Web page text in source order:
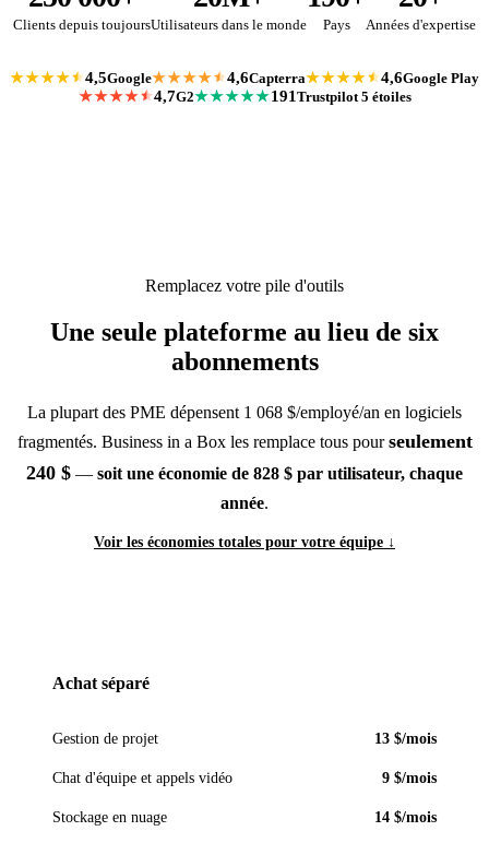
Clients depuis toujoursUtilisateurs dans le monde Pays Années d'expertise
★★★★ 4,5Google★★★★ 4,6Capterra★★★★ 4,6Google Play
★★★★
4,7G2★★★★★191 Trustpilot 5 étoiles
Remplacez votre pile d'outils
Une seule plateforme au lieu de six
abonnements
La plupart des PME dépensent 1 068 $/employé/an en logiciels
fragmentés. Business in a Box les remplace tous pourseulement
240 $ — soit une économie de 828 $ par utilisateur, chaque
année.
Voir les économies totales pour votre équipe ↓
Achat séparé
Gestion de projet 13 $/mois
Chat d'équipe et appels vidéo 9 $/mois
Stockage en nuage 14 $/mois